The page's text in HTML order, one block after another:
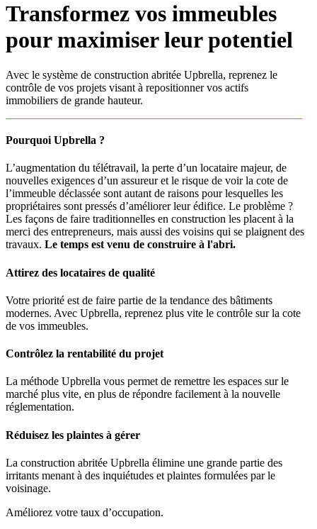
Transformez vos immeubles
pour maximiser leur potentiel
Avec le système de construction abritée Upbrella, reprenez le
contrôle de vos projets visant à repositionner vos actifs
immobiliers de grande hauteur.
Pourquoi Upbrella ?
L’augmentation du télétravail, la perte d’un locataire majeur, de
nouvelles exigences d’un assureur et le risque de voir la cote de
l’immeuble déclassée sont autant de raisons pour lesquelles les
propriétaires sont pressés d’améliorer leur édifice. Le problème ?
Les façons de faire traditionnelles en construction les placent à la
merci des entrepreneurs, mais aussi des voisins qui se plaignent des
travaux. Le temps est venu de construire à l'abri.
Attirez des locataires de qualité
Votre priorité est de faire partie de la tendance des bâtiments
modernes. Avec Upbrella, reprenez plus vite le contrôle sur la cote
de vos immeubles.
Contrôlez la rentabilité du projet
La méthode Upbrella vous permet de remettre les espaces sur le
marché plus vite, en plus de répondre facilement à la nouvelle
réglementation.
Réduisez les plaintes à gérer
La construction abritée Upbrella élimine une grande partie des
irritants menant à des inquiétudes et plaintes formulées par le
voisinage.
Améliorez votre taux d’occupation.